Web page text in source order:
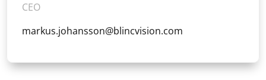
CEO
markus.johansson@blincvision.com